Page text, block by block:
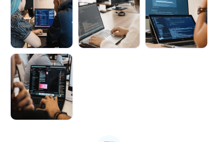
Demain au
boulot : Les
métiers boostés
p...